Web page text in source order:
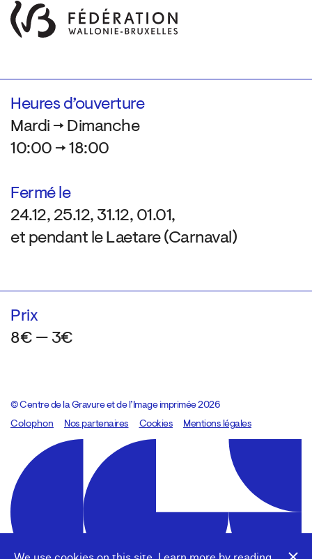
Heures d’ouverture
Mardi → Dimanche
10:00 → 18:00
Fermé le
24.12, 25.12, 31.12, 01.01,
et pendant le Laetare (Carnaval)
Prix
8€ — 3€
© Centre de la Gravure et de l’Image imprimée 2026
Colophon
Design:Marcel Kaczmarek, code:8080.studio
Nos partenaires Cookies Mentions légales